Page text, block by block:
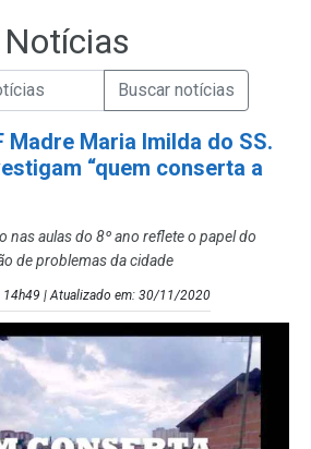
Notícias
Busca de Notícias
de informaçõesEnviar a Busca de Notícias
Madre Maria Imilda do SS.
“quem conserta a
nas aulas do 8º ano reflete o papel do
de problemas da cidade
| Atualizado em: 30/11/2020